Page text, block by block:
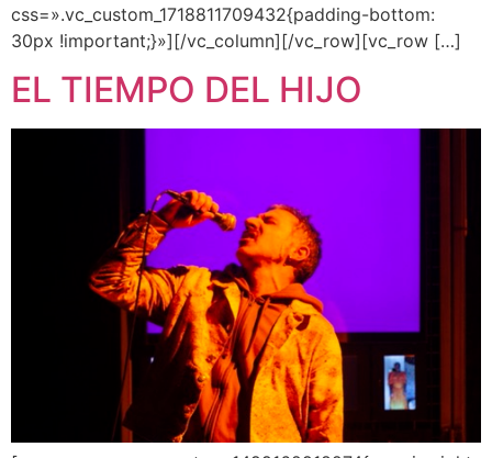
css=».vc_custom_1718811709432{padding-bottom:
30px !important;}»][/vc_column][/vc_row][vc_row […]
EL TIEMPO DEL HIJO